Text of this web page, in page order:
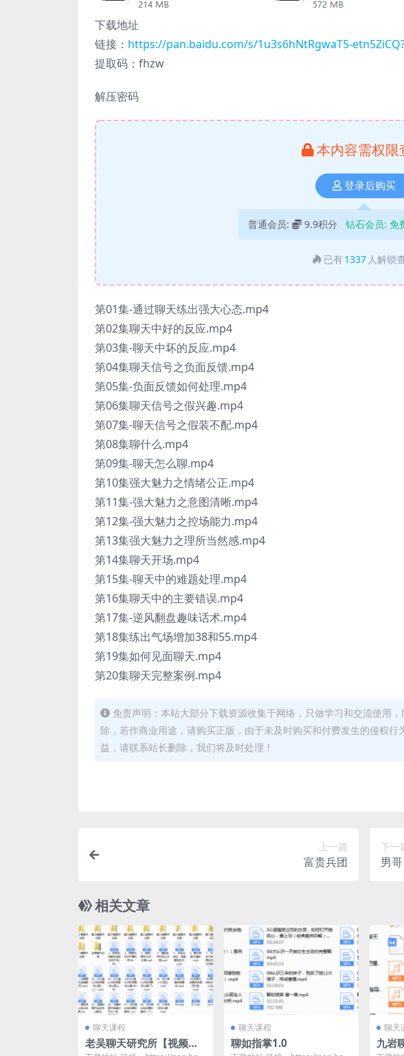
下载地址
链接： https://pan.baidu.com/s/1u3s6hNtRgwaT5-
提取码：fhzw
解压密码
本内容需权限
登录后购买
普通会员: 9.9积分 钻石会员: 免
已有 1337 人解锁
第01集-通过聊天练出强大心态.mp4
第02集聊天中好的反应.mp4
第03集-聊天中坏的反应.mp4
第04集聊天信号之负面反馈.mp4
第05集-负面反馈如何处理.mp4
第06集聊天信号之假兴趣.mp4
第07集-聊天信号之假装不配.mp4
第08集聊什么.mp4
第09集-聊天怎么聊.mp4
第10集强大魅力之情绪公正.mp4
第11集-强大魅力之意图清晰.mp4
第12集-强大魅力之控场能力.mp4
第13集强大魅力之理所当然感.mp4
第14集聊天开场.mp4
第15集-聊天中的难题处理.mp4
第16集聊天中的主要错误.mp4
第17集-逆风翻盘趣味话术.mp4
第18集练出气场增加38和55.mp4
第19集如何见面聊天.mp4
第20集聊天完整案例.mp4
免责声明：本站大部分下载资源收集于网络，只做学习和交流使用
除，若作商业用途，请购买正版，由于未及时购买和付费发生的侵权
益，请联系站长删除，我们将及时处理！
上一篇
富贵兵团
下一
男
相关文章
聊天课程
老吴聊天研究所【视频版
聊天课程
聊如指掌1.0
聊天
九岩